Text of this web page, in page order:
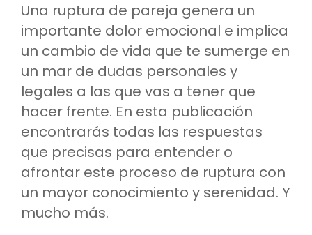
Una ruptura de pareja genera un
importante dolor emocional e implica
un cambio de vida que te sumerge en
un mar de dudas personales y
legales a las que vas a tener que
hacer frente. En esta publicación
encontrarás todas las respuestas
que precisas para entender o
afrontar este proceso de ruptura con
un mayor conocimiento y serenidad. Y
mucho más.